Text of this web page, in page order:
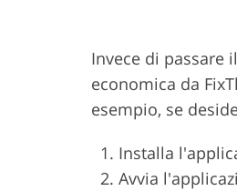
Invece di passare
economica da
esempio, se
Installa
Avvia